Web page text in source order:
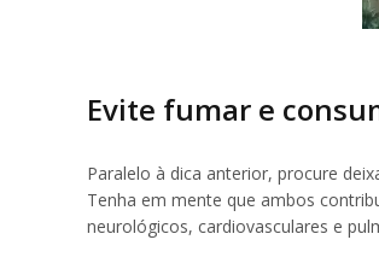
Evite fumar e
Paralelo à dica anterior, procure
Tenha em mente que ambos
neurológicos, cardiovasculares e